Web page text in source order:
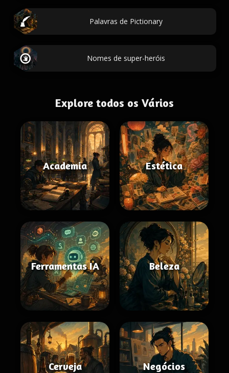
Palavras de Pictionary
Nomes de super-heróis
Explore todos os Vários
Academia Estética
Ferramentas IA Beleza
Cerveja Negócios